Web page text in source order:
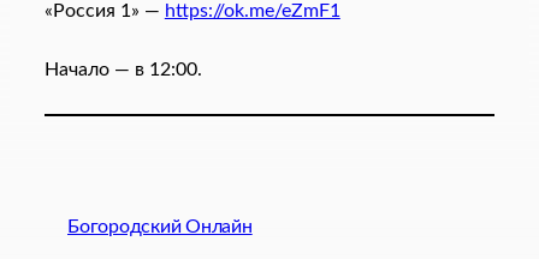
«Россия 1» — https://ok.me/eZmF1
Начало — в 12:00.
Богородский Онлайн